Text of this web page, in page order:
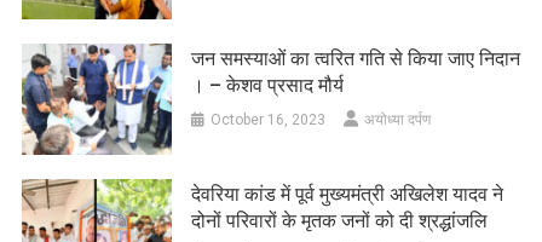
जन समस्याओं का त्वरित गति से किया जाए निदान
। – केशव प्रसाद मौर्य
October 16, 2023 अयोध्या दर्पण
देवरिया कांड में पूर्व मुख्यमंत्री अखिलेश यादव ने
दोनों परिवारों के मृतक जनों को दी श्रद्धांजलि